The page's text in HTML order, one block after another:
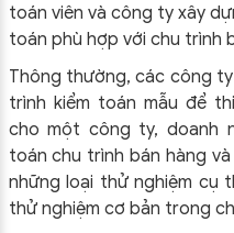
toán viên và công ty xây
toán phù hợp với chu trình
Thông thường, các công
trình kiểm toán mẫu để
cho một công ty, doanh
toán chu trình bán hàng
những loại thử nghiệm cụ
thử nghiệm cơ bản trong